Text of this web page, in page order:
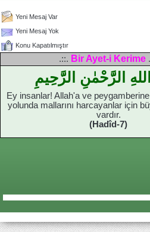
Yeni Mesaj Var
Yeni Mesaj Yok
Konu Kapatılmıştır
.::. Bir Ayet-i Kerime
الرَّحْمٰنِ الرَّحِيمِ
Ey insanlar! Allah'a ve
yolunda mallarını harcayanlar için
vardır.
(Hadîd-7)